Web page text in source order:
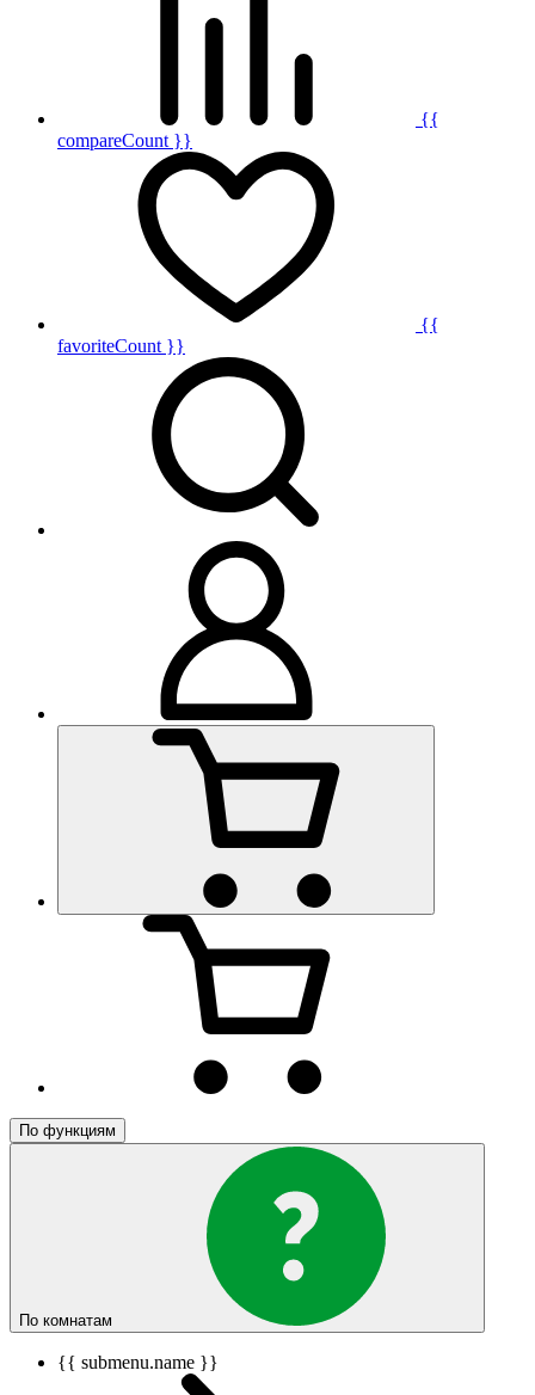
{{
compareCount }}
{{
favoriteCount }}
По функциям
По комнатам
{{ submenu.name }}